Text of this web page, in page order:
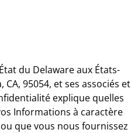
du Delaware aux États-
95054, et ses associés et
explique quelles
Informations à caractère
que vous nous fournissez